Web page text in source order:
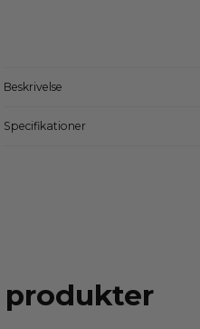
Beskrivelse
Specifikationer
produkter